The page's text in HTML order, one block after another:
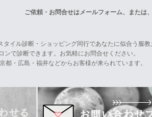
ご依頼・お問合せはメールフォーム、または
イル診断・ショッピング同行であなたに似合う服教
で診断できます。お気軽にお問合せください。
・広島・福井などからお客様が来られています。